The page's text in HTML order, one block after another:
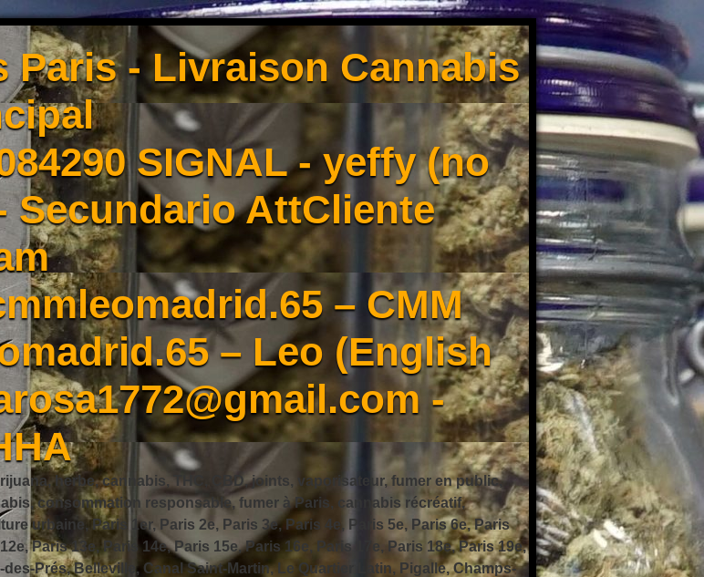
Paris - Livraison Cannabis
SIGNAL - yeffy (no
AttCliente
– CMM
– Leo (English
-
herbe, cannabis, THC, CBD, joints, vaporisateur, fumer en public,
consommation responsable, fumer à Paris, cannabis récréatif,
urbaine, Paris 1er, Paris 2e, Paris 3e, Paris 4e, Paris 5e, Paris 6e, Paris
Paris 13e, Paris 14e, Paris 15e, Paris 16e, Paris 17e, Paris 18e, Paris 19e,
Prés, Belleville, Canal Saint-Martin, Le Quartier Latin, Pigalle, Champs-